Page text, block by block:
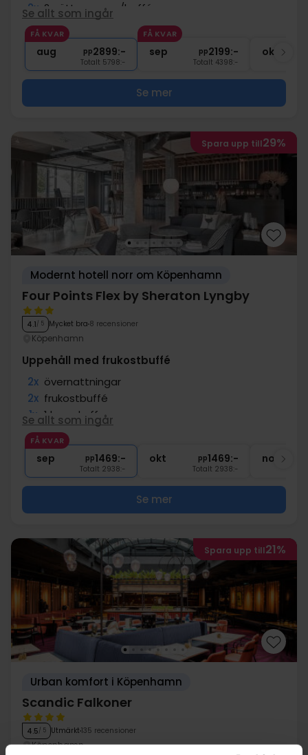
2x 2-rättersmeny/buffé
2x kaffe att ta med
∞ Gratis parkering
Se allt som ingår
FÅ KVAR
aug pp2899:-
Totalt 5798:-
FÅ KVAR
sep pp2199:-
Totalt 4398:-
okt
Se mer
Spara upp till29%
Modernt hotell norr om Köpenhamn
Four Points Flex by Sheraton Lyngby
4.1/ 5 Mycket bra 8 recensioner
Köpenhamn
Uppehåll med frukostbuffé
2x övernattningar
2x frukostbuffé
1x 1 kopp kaffe
1x 1 glas vin/öl/vatten
∞ Gratis internet
Se allt som ingår
FÅ KVAR
sep pp1469:-
Totalt 2938:-
okt pp1469:-
Totalt 2938:-
nov
Se mer
Spara upp till21%
Urban komfort i Köpenhamn
Scandic Falkoner
4.5/ 5 Utmärkt 135 recensioner
Köpenhamn